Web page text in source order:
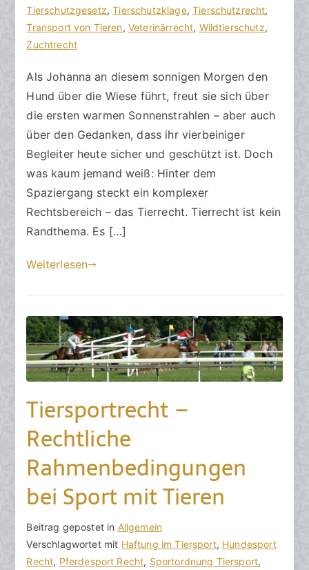
c
h
t
a
n
w
ä
l
ö
f
f
n
t
l
i
c
a
m
4
F
r
u
a
r
0
6
Tierschutzgesetz,Tierschutzklage,Tierschutzrecht,
Transport von Tieren, Veterinärrecht, Wildtierschutz,
Zuchtrecht
n
t
a
e
zu
Tierrecht
2026
–
Zwischen
Schutz,
Verantwortung
und
juristischer
Als Johanna an diesem sonnigen Morgen den
Hund über die Wiese führt, freut sie sich über
die ersten warmen Sonnenstrahlen – aber auch
über den Gedanken, dass ihr vierbeiniger
Begleiter heute sicher und geschützt ist. Doch
was kaum jemand weiß: Hinter dem
Spaziergang steckt ein komplexer
Rechtsbereich – das Tierrecht. Tierrecht ist kein
Randthema. Es […]
Weiterlesen
Tiersportrecht –
Rechtliche
Rahmenbedingungen
bei Sport mit Tieren
V
o
n
B
e
i
Beitrag gepostet in Allgemein
Verschlagwortet mit Haftung im Tiersport, Hundesport
Recht, Pferdesport Recht, Sportordnung Tiersport,
K
e
i